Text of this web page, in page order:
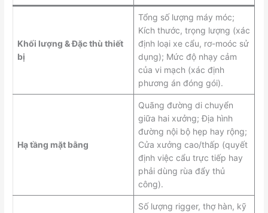
Khối lượng & Đặc thù thiết
bị
Tổng số lượng máy móc;
Kích thước, trọng lượng (xác
định loại xe cẩu, rơ-moóc sử
dụng); Mức độ nhạy cảm
của vi mạch (xác định
phương án đóng gói).
Hạ tầng mặt bằng
Quãng đường di chuyển
giữa hai xưởng; Địa hình
đường nội bộ hẹp hay rộng;
Cửa xưởng cao/thấp (quyết
định việc cẩu trực tiếp hay
phải dùng rùa đẩy thủ
công).
Số lượng rigger, thợ hàn, kỹ